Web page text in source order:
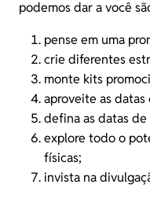
podemos dar a você
pense em uma
crie diferentes
monte kits
aproveite as datas
defina as datas
explore todo o
físicas;
invista na